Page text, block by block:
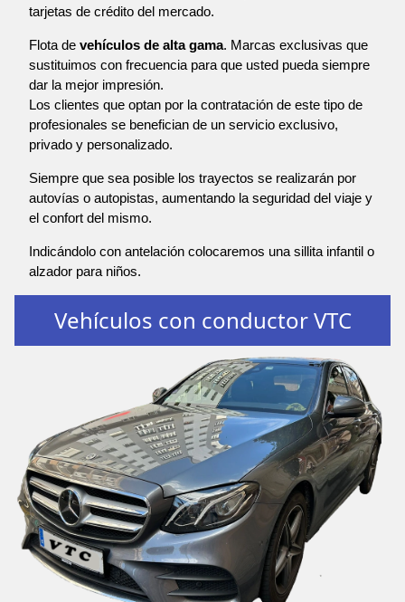
tarjetas de crédito del mercado.
Flota de vehículos de alta gama. Marcas exclusivas que
sustituimos con frecuencia para que usted pueda siempre
dar la mejor impresión.
Los clientes que optan por la contratación de este tipo de
profesionales se benefician de un servicio exclusivo,
privado y personalizado.
Siempre que sea posible los trayectos se realizarán por
autovías o autopistas, aumentando la seguridad del viaje y
el confort del mismo.
Indicándolo con antelación colocaremos una sillita infantil o
alzador para niños.
Vehículos con conductor VTC